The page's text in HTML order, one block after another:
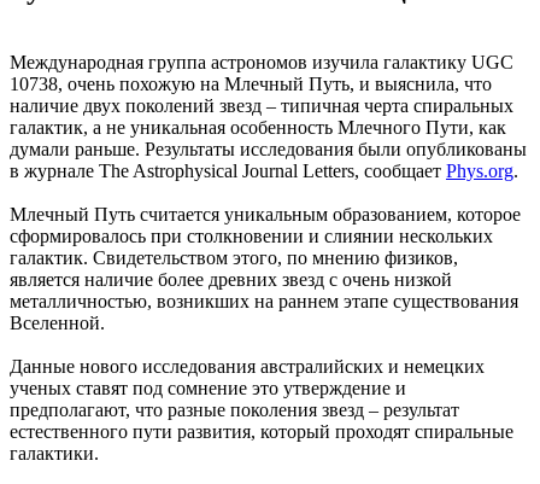
Международная группа астрономов изучила галактику UGC
10738, очень похожую на Млечный Путь, и выяснила, что
наличие двух поколений звезд – типичная черта спиральных
галактик, а не уникальная особенность Млечного Пути, как
думали раньше. Результаты исследования были опубликованы
в журнале The Astrophysical Journal Letters, сообщает Phys.org.
Млечный Путь считается уникальным образованием, которое
сформировалось при столкновении и слиянии нескольких
галактик. Свидетельством этого, по мнению физиков,
является наличие более древних звезд с очень низкой
металличностью, возникших на раннем этапе существования
Вселенной.
Данные нового исследования австралийских и немецких
ученых ставят под сомнение это утверждение и
предполагают, что разные поколения звезд – результат
естественного пути развития, который проходят спиральные
галактики.